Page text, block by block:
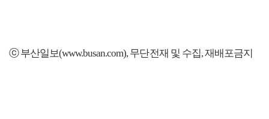
ⓒ 부산일보(www.busan.com), 무단전재 및 수집, 재배포금지